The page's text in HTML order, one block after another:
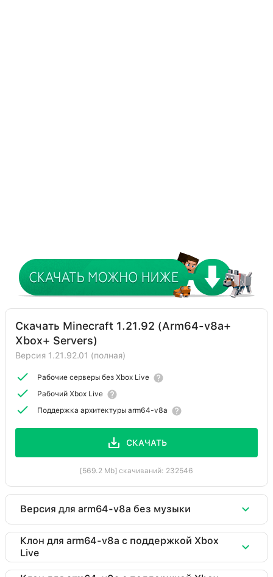
Скачать Minecraft 1.21.92 (Arm64-v8a+
Xbox+ Servers)
Версия 1.21.92.01 (полная)
Рабочие серверы без Xbox Live
Рабочий Xbox Live
Поддержка архитектуры arm64-v8a
СКАЧАТЬ
[569.2 Mb] скачиваний: 232546
Версия для arm64-v8a без музыки
Скачать Minecraft 1.21.92 (arm64-
v8a+xbox)
Версия 1.21.92.01 (полная)
Клон для arm64-v8a c поддержкой Xbox
Live